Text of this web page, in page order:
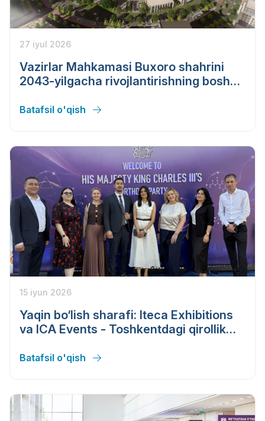
27 iyul 2026
Vazirlar Mahkamasi Buxoro shahrini
2043-yilgacha rivojlantirishning bosh
Batafsil o'qish
15 iyun 2026
Yaqin bo‘lish sharafi: Iteca Exhibitions
va ICA Events - Toshkentdagi qirollik
Batafsil o'qish